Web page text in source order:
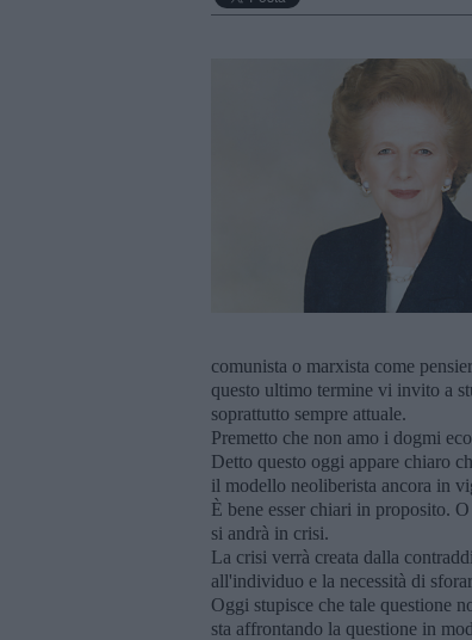
comunista o marxista come
questo ultimo termine vi invito a
soprattutto sempre attuale.
Premetto che non amo i dogmi
Detto questo oggi appare chiaro
il modello neoliberista ancora in
È bene esser chiari in proposito.
si andrà in crisi.
La crisi verrà creata dalla
all'individuo e la necessità di
Oggi stupisce che tale questione
sta affrontando la questione in